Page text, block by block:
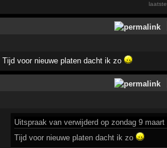
Tijd voor nieuwe platen dacht ik zo
Uitspraak van verwijderd op zondag 9 maart
Tijd voor nieuwe platen dacht ik zo